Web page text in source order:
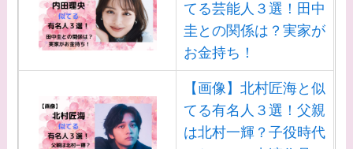
てる芸能人３選！田中
圭との関係は？実家が
お金持ち！
【画像】北村匠海と似
てる有名人３選！父親
は北村一輝？子役時代